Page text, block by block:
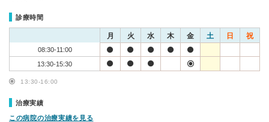
診療時間
月 火 水 木 金 土 日 祝
08:30-11:00
13:30-15:30
13:30-16:00
治療実績
この病院の治療実績を見る